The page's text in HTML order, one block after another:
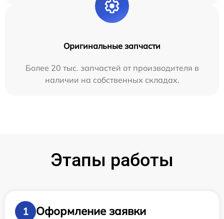
Оригинальные запчасти
Более 20 тыс. запчастей от производителя в
наличии на собственных складах.
Этапы работы
1
Оформление заявки